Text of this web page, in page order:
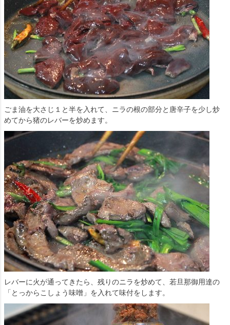
ごま油を大さじ１と半を入れて、ニラの根の部分と唐辛子を少し炒
めてから猪のレバーを炒めます。
レバーに火が通ってきたら、残りのニラを炒めて、若旦那御用達の
「とっからこしょう味噌」を入れて味付をします。